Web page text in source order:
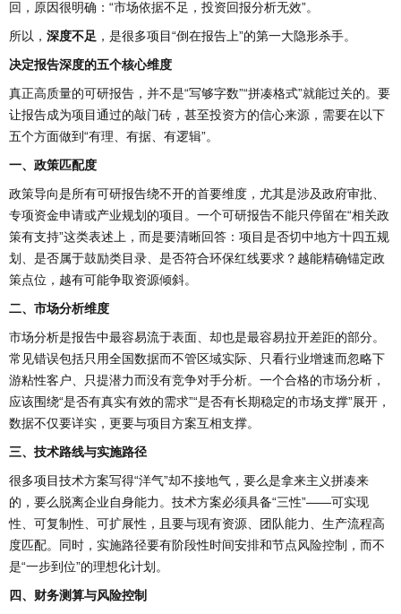
回，原因很明确：“市场依据不足，投资回报分析无效”。
所以， 深度不足 ，是很多项目“倒在报告上”的第一大隐形杀手。
决定报告深度的五个核心维度
真正高质量的可研报告，并不是“写够字数”“拼凑格式”就能过关的。要
让报告成为项目通过的敲门砖，甚至投资方的信心来源，需要在以下
五个方面做到“有理、有据、有逻辑”。
一、政策匹配度
政策导向是所有可研报告绕不开的首要维度，尤其是涉及政府审批、
专项资金申请或产业规划的项目。一个可研报告不能只停留在“相关政
策有支持”这类表述上，而是要清晰回答：项目是否切中地方十四五规
划、是否属于鼓励类目录、是否符合环保红线要求？越能精确锚定政
策点位，越有可能争取资源倾斜。
二、市场分析维度
市场分析是报告中最容易流于表面、却也是最容易拉开差距的部分。
常见错误包括只用全国数据而不管区域实际、只看行业增速而忽略下
游粘性客户、只提潜力而没有竞争对手分析。一个合格的市场分析，
应该围绕“是否有真实有效的需求”“是否有长期稳定的市场支撑”展开，
数据不仅要详实，更要与项目方案互相支撑。
三、技术路线与实施路径
很多项目技术方案写得“洋气”却不接地气，要么是拿来主义拼凑来
的，要么脱离企业自身能力。技术方案必须具备“三性”——可实现
性、可复制性、可扩展性，且要与现有资源、团队能力、生产流程高
度匹配。同时，实施路径要有阶段性时间安排和节点风险控制，而不
是“一步到位”的理想化计划。
四、财务测算与风险控制